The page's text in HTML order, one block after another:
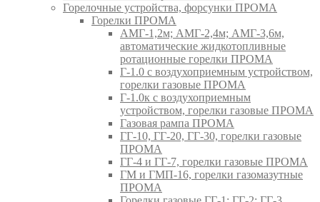
Горелочные устройства, форсунки ПРОМА
Горелки ПРОМА
АМГ-1,2м; АМГ-2,4м; АМГ-3,6м,
автоматические жидкотопливные
ротационные горелки ПРОМА
Г-1.0 с воздухоприемным устройством,
горелки газовые ПРОМА
Г-1.0к с воздухоприемным
устройством, горелки газовые ПРОМА
Газовая рампа ПРОМА
ГГ-10, ГГ-20, ГГ-30, горелки газовые
ПРОМА
ГГ-4 и ГГ-7, горелки газовые ПРОМА
ГМ и ГМП-16, горелки газомазутные
ПРОМА